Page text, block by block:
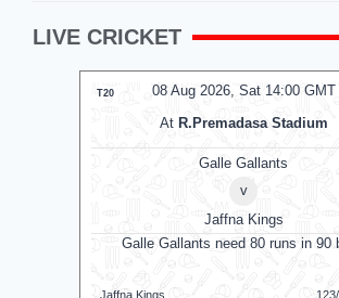
LIVE CRICKET
08 Aug 2026, Sat 14:00 GMT
T20
At R.Premadasa Stadium
Galle Gallants
v
Jaffna Kings
Galle Gallants need 80 runs in 90
Jaffna Kings